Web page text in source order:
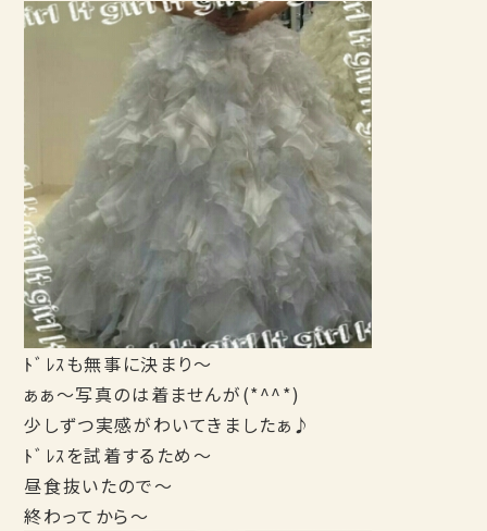
ﾄﾞﾚｽも無事に決まり～
ぁぁ～写真のは着ませんが(*^^*)
少しずつ実感がわいてきましたぁ♪
ﾄﾞﾚｽを試着するため～
昼食抜いたので～
終わってから～